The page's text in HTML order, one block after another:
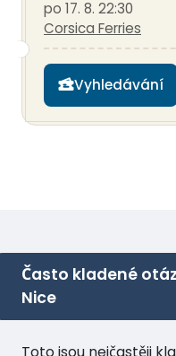
po 17. 8. 22:30
Corsica Ferries
Vyhledávání
Často kladené
Nice